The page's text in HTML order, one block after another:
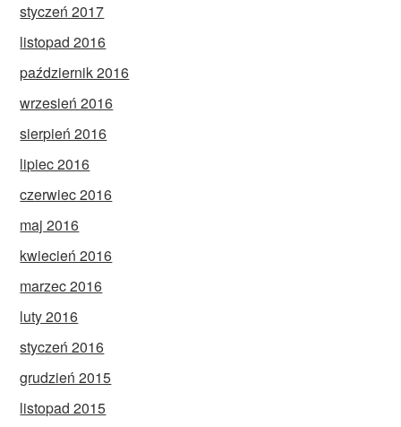
styczeń 2017
listopad 2016
październik 2016
wrzesień 2016
sierpień 2016
lipiec 2016
czerwiec 2016
maj 2016
kwiecień 2016
marzec 2016
luty 2016
styczeń 2016
grudzień 2015
listopad 2015